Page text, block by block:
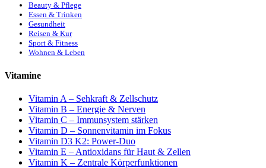
Beauty & Pflege
Essen & Trinken
Gesundheit
Reisen & Kur
Sport & Fitness
Wohnen & Leben
Vitamine
Vitamin A – Sehkraft & Zellschutz
Vitamin B – Energie & Nerven
Vitamin C – Immunsystem stärken
Vitamin D – Sonnenvitamin im Fokus
Vitamin D3 K2: Power-Duo
Vitamin E – Antioxidans für Haut & Zellen
Vitamin K – Zentrale Körperfunktionen